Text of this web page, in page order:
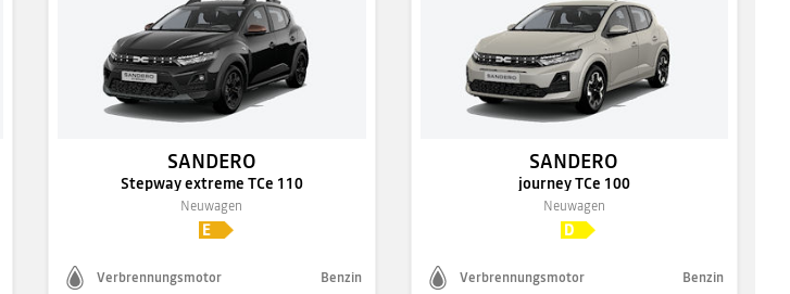
SANDERO
Stepway extreme TCe 110
Neuwagen
Verbrennungsmotor Benzin
SANDERO
journey TCe 100
Neuwagen
Verbrennungsmotor Benzin